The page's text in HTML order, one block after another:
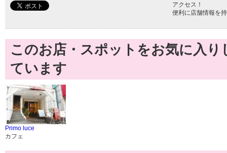
アクセス！
便利に店舗情報を
このお店・スポットをお気に入
ています
Primo luce
カフェ